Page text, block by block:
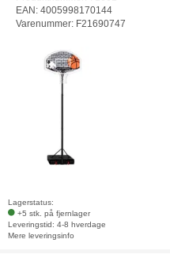
EAN: 4005998170144
Varenummer: F21690747
Lagerstatus:
+5 stk. på fjernlager
Leveringstid: 4-8 hverdage
Mere leveringsinfo